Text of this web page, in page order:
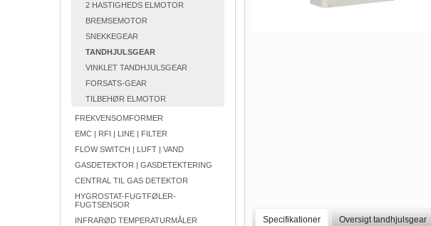
2 HASTIGHEDS ELMOTOR
BREMSEMOTOR
SNEKKEGEAR
TANDHJULSGEAR
VINKLET TANDHJULSGEAR
FORSATS-GEAR
TILBEHØR ELMOTOR
FREKVENSOMFORMER
EMC | RFI | LINE | FILTER
FLOW SWITCH | LUFT | VAND
GASDETEKTOR | GASDETEKTERING
CENTRAL TIL GAS DETEKTOR
HYGROSTAT-FUGTFØLER-
FUGTSENSOR
INFRARØD TEMPERATURMÅLER
Specifikationer Oversigt tandhjulsgear